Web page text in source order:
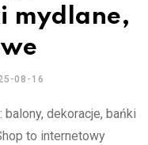
mydlane,
08-16
dekoracje, bańki
to internetowy